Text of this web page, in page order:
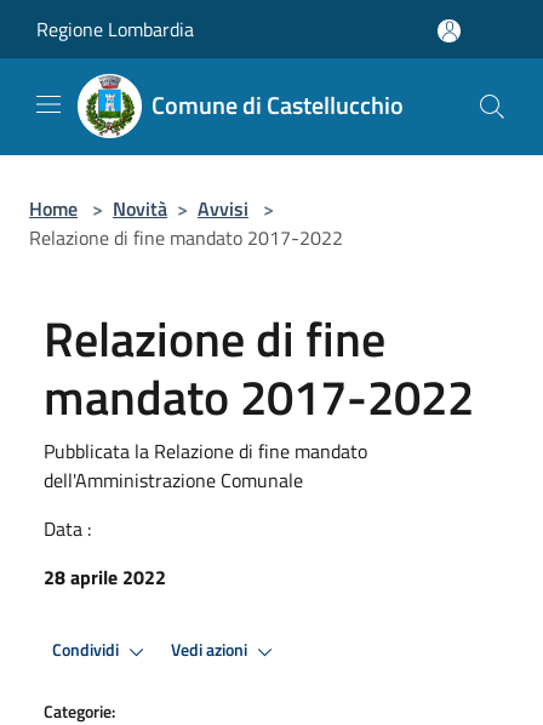
Regione Lombardia
Comune di Castellucchio
Home > Novità > Avvisi >
Relazione di fine mandato 2017-2022
Relazione di fine
mandato 2017-2022
Pubblicata la Relazione di fine mandato
dell'Amministrazione Comunale
Data :
28 aprile 2022
Condividi Vedi azioni
Categorie: